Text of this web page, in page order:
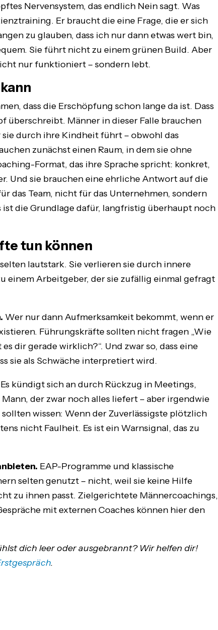
Nervensystem, das endlich Nein sagt. Was
Er braucht die eine Frage, die er sich
zu glauben, dass ich nur dann etwas wert bin,
Sie führt nicht zu einem grünen Build. Aber
nur funktioniert – sondern lebt.
dass die Erschöpfung schon lange da ist. Dass
überschreibt. Männer in dieser Falle brauchen
durch ihre Kindheit führt – obwohl das
zunächst einen Raum, in dem sie ohne
Format, das ihre Sprache spricht: konkret,
Und sie brauchen eine ehrliche Antwort auf die
das Team, nicht für das Unternehmen, sondern
ist die Grundlage dafür, langfristig überhaupt noch
tun können
lautstark. Sie verlieren sie durch innere
einem Arbeitgeber, der sie zufällig einmal gefragt
Wer nur dann Aufmerksamkeit bekommt, wenn er
Führungskräfte sollten nicht fragen „Wie
dir gerade wirklich?“. Und zwar so, dass eine
sie als Schwäche interpretiert wird.
Es kündigt sich an durch Rückzug in Meetings,
der zwar noch alles liefert – aber irgendwie
wissen: Wenn der Zuverlässigste plötzlich
nicht Faulheit. Es ist ein Warnsignal, das zu
EAP-Programme und klassische
selten genutzt – nicht, weil sie keine Hilfe
zu ihnen passt. Zielgerichtete Männercoachings,
mit externen Coaches können hier den
dich leer oder ausgebrannt? Wir helfen dir!
.